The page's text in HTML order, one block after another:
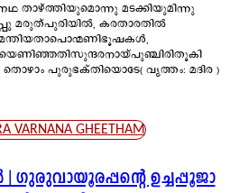
താഴ്ത്തിയുമൊന്നു മടക്കിയുമിന്നു
മരുത്പുരിയിൽ, കരതാരതിൽ
തൊഴാം പുരുഭക്തിയൊടേ( വൃത്തം: മദിര )
VARNANA GHEETHAM
ഗുരുവായൂരപ്പന്റെ ഉച്ചപ്പൂജാ